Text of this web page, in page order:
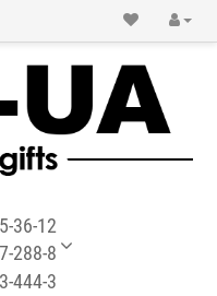
36-12
288-8
444-3